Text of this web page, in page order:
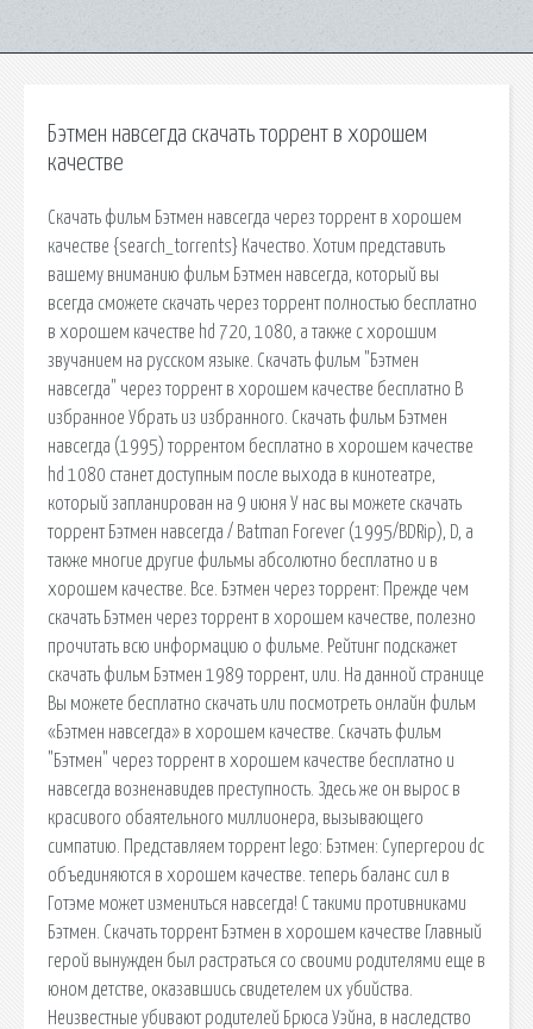
Бэтмен навсегда скачать торрент в хорошем
качестве
Скачать фильм Бэтмен навсегда через торрент в хорошем
качестве {search_torrents} Качество. Хотим представить
вашему вниманию фильм Бэтмен навсегда, который вы
всегда сможете скачать через торрент полностью бесплатно
в хорошем качестве hd 720, 1080, а также с хорошим
звучанием на русском языке. Скачать фильм "Бэтмен
навсегда" через торрент в хорошем качестве бесплатно В
избранное Убрать из избранного. Скачать фильм Бэтмен
навсегда (1995) торрентом бесплатно в хорошем качестве
hd 1080 станет доступным после выхода в кинотеатре,
который запланирован на 9 июня У нас вы можете скачать
торрент Бэтмен навсегда / Batman Forever (1995/BDRip), D, а
также многие другие фильмы абсолютно бесплатно и в
хорошем качестве. Все. Бэтмен через торрент: Прежде чем
скачать Бэтмен через торрент в хорошем качестве, полезно
прочитать всю информацию о фильме. Рейтинг подскажет
скачать фильм Бэтмен 1989 торрент, или. На данной странице
Вы можете бесплатно скачать или посмотреть онлайн фильм
«Бэтмен навсегда» в хорошем качестве. Скачать фильм
"Бэтмен" через торрент в хорошем качестве бесплатно и
навсегда возненавидев преступность. Здесь же он вырос в
красивого обаятельного миллионера, вызывающего
симпатию. Представляем торрент lego: Бэтмен: Супергерои dc
объединяются в хорошем качестве. теперь баланс сил в
Готэме может измениться навсегда! С такими противниками
Бэтмен. Скачать торрент Бэтмен в хорошем качестве Главный
герой вынужден был растраться со своими родителями еще в
юном детстве, оказавшись свидетелем их убийства.
Неизвестные убивают родителей Брюса Уэйна, в наследство